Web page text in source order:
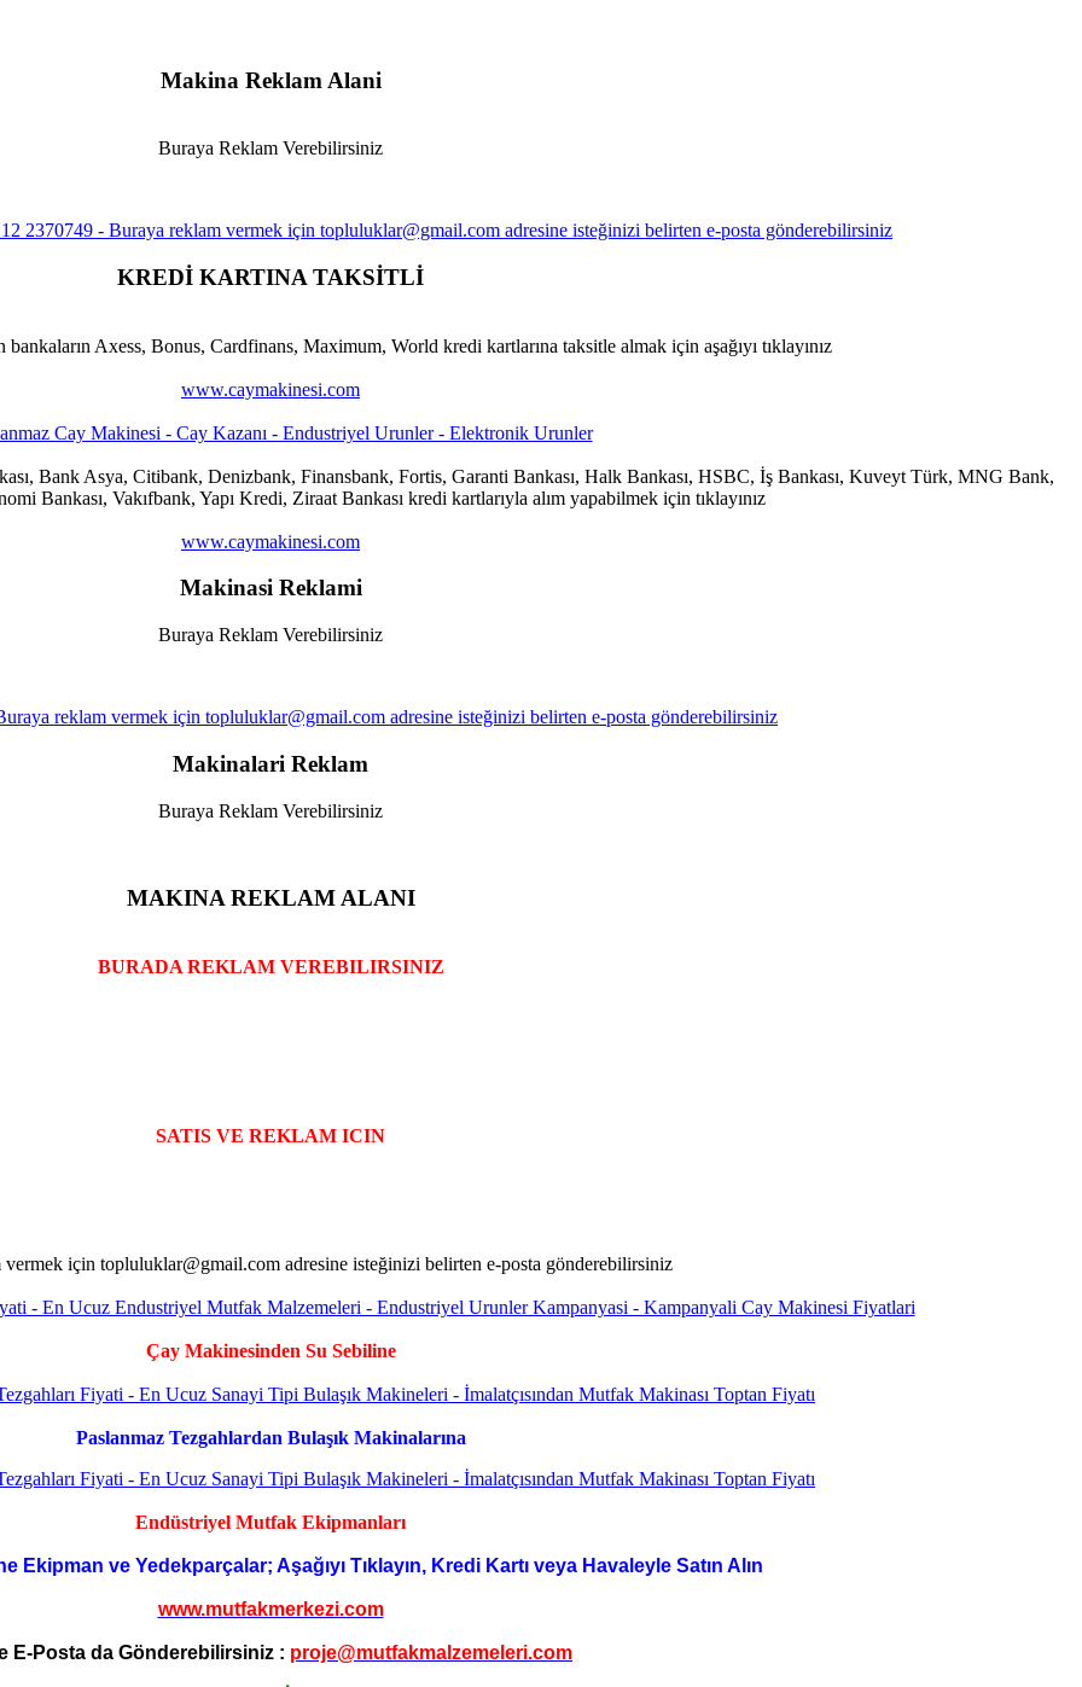
Makina Reklam Alani
Buraya Reklam Verebilirsiniz
KREDİ KARTINA TAKSİTLİ
Axess, Bonus, Cardfinans, Maximum, World kredi kartlarına taksitle almak için aşağıyı tıklayınız
www.caymakinesi.com
Bank Asya, Citibank, Denizbank, Finansbank, Fortis, Garanti Bankası, Halk Bankası, HSBC, İş Bankası, Kuveyt Türk, MNG Bank,
Bankası, Vakıfbank, Yapı Kredi, Ziraat Bankası kredi kartlarıyla alım yapabilmek için tıklayınız
www.caymakinesi.com
Makinasi Reklami
Buraya Reklam Verebilirsiniz
Makinalari Reklam
Buraya Reklam Verebilirsiniz
MAKINA REKLAM ALANI
BURADA REKLAM VEREBILIRSINIZ
SATIS VE REKLAM ICIN
Çay Makinesinden Su Sebiline
Paslanmaz Tezgahlardan Bulaşık Makinalarına
Endüstriyel Mutfak Ekipmanları
Ekipman ve Yedekparçalar; Aşağıyı Tıklayın, Kredi Kartı veya Havaleyle Satın Alın
www.mutfakmerkezi.com
E-Posta da Gönderebilirsiniz : proje@mutfakmalzemeleri.com